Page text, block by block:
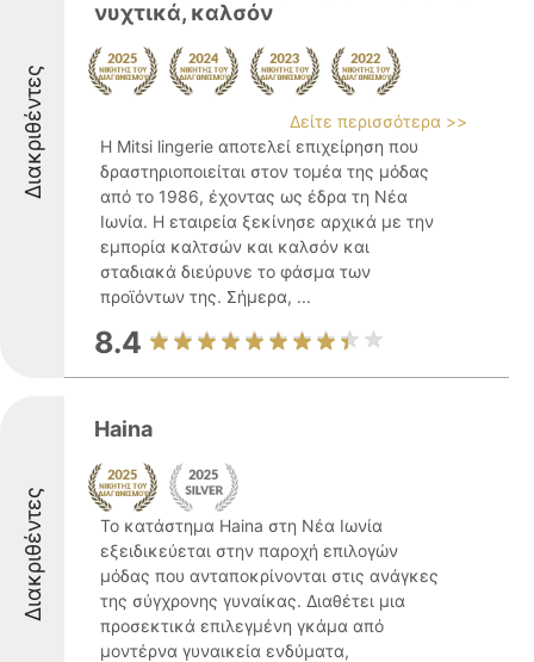
Διακριθέντες
νυχτικά, καλσόν
Δείτε περισσότερα >>
Η Mitsi lingerie αποτελεί επιχείρηση που
δραστηριοποιείται στον τομέα της μόδας
από το 1986, έχοντας ως έδρα τη Νέα
Ιωνία. Η εταιρεία ξεκίνησε αρχικά με την
εμπορία καλτσών και καλσόν και
σταδιακά διεύρυνε το φάσμα των
προϊόντων της. Σήμερα, ...
8.4
Διακριθέντες
Haina
Το κατάστημα Haina στη Νέα Ιωνία
εξειδικεύεται στην παροχή επιλογών
μόδας που ανταποκρίνονται στις ανάγκες
της σύγχρονης γυναίκας. Διαθέτει μια
προσεκτικά επιλεγμένη γκάμα από
μοντέρνα γυναικεία ενδύματα,